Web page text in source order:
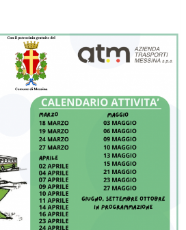
con i piedi, si possono fare le